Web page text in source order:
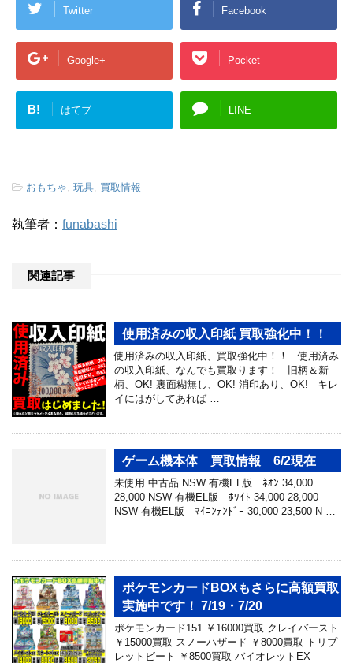
Twitter Facebook
Google+ Pocket
B! はてブ LINE
-おもちゃ 玩具 買取情報
執筆者： funabashi
関連記事
使用済みの収入印紙 買取強化中！！
使用済みの収入印紙、買取強化中！！ 使用済み
の収入印紙、なんでも買取ります！ 旧柄＆新
柄、OK! 裏面糊無し、OK! 消印あり、OK! キレ
イにはがしてあれば …
ゲーム機本体 買取情報 6/2現在
未使用 中古品 NSW 有機EL版 ﾈｵﾝ 34,000
28,000 NSW 有機EL版 ﾎﾜｲﾄ 34,000 28,000
NSW 有機EL版 ﾏｲﾆﾝﾃﾝﾄﾞｰ 30,000 23,500 N …
ポケモンカードBOXもさらに高額買取
実施中です！ 7/19・7/20
ポケモンカード151 ￥16000買取 クレイバースト
￥15000買取 スノーハザード ￥8000買取 トリプ
レットビート ￥8500買取 バイオレットEX